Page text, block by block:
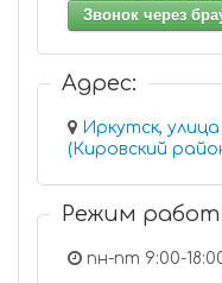
Звонок через
Адрес:
Иркутск,
Режим
пн-пт 9:00-